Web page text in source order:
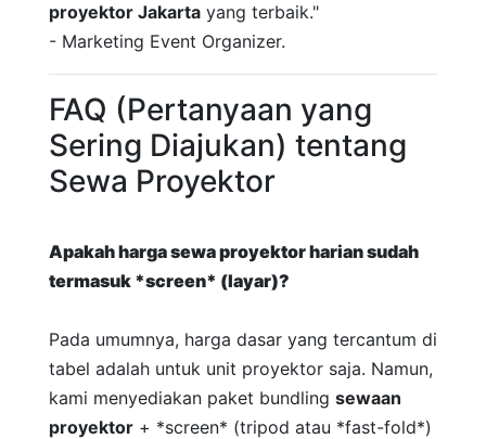
proyektor Jakarta yang terbaik."
- Marketing Event Organizer.
FAQ (Pertanyaan yang
Sering Diajukan) tentang
Sewa Proyektor
Apakah hargasewa proyektor hariansudah
termasuk *screen* (layar)?
Pada umumnya, harga dasar yang tercantum di
tabel adalah untuk unit proyektor saja. Namun,
kami menyediakan paket bundling sewaan
proyektor + *screen* (tripod atau *fast-fold*)